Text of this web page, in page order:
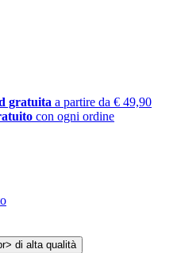
gratuita a partire da € 49,90
con ogni ordine